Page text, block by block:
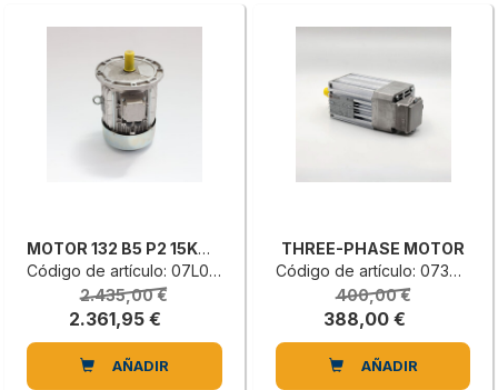
MOTOR 132 B5 P2 15KW 400/690V50
Código de artículo: 07L0109799B
2.435,00 €
2.361,95 €
AÑADIR
THREE-PHASE MOTOR
Código de artículo: 0730980001H
400,00 €
388,00 €
AÑADIR